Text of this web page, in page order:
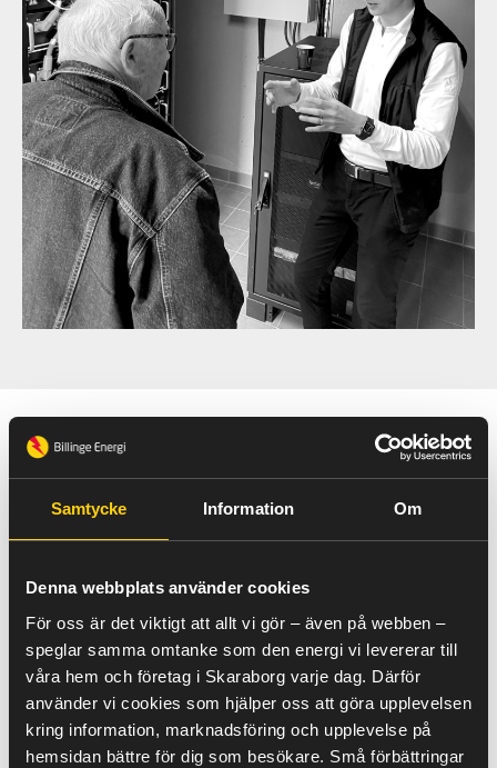
Samtycke Information Om
Denna webbplats använder cookies
För oss är det viktigt att allt vi gör – även på webben –
speglar samma omtanke som den energi vi levererar till
våra hem och företag i Skaraborg varje dag. Därför
använder vi cookies som hjälper oss att göra upplevelsen
kring information, marknadsföring och upplevelse på
hemsidan bättre för dig som besökare. Små förbättringar
Personligt och engagerat
”Att arbeta med energitjänster är både spännande och
energilösningen”
Jag heter Gustav Löfving och arbetar med
energilösningar här på Billinge Energi, ett område som
jag verkligen brinner för! Är ni intresserade av att prata
energilösningar för just er verksamhet kontaktar ni mig
så bokar vi ett förutsättningslöst möte!